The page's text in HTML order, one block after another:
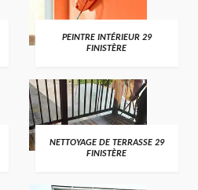
PEINTRE INTÉRIEUR 29
FINISTÈRE
NETTOYAGE DE TERRASSE 29
FINISTÈRE